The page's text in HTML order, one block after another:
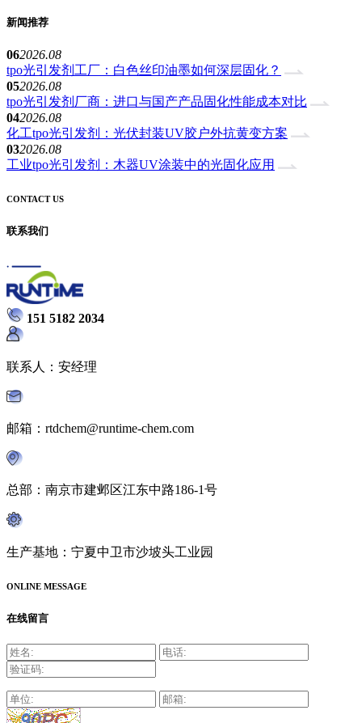
新闻推荐
062026.08
tpo光引发剂工厂：白色丝印油墨如何深层固化？
052026.08
tpo光引发剂厂商：进口与国产产品固化性能成本对比
042026.08
化工tpo光引发剂：光伏封装UV胶户外抗黄变方案
032026.08
工业tpo光引发剂：木器UV涂装中的光固化应用
CONTACT US
联系我们
151 5182 2034
联系人：安经理
邮箱：rtdchem@runtime-chem.com
总部：南京市建邺区江东中路186-1号
生产基地：宁夏中卫市沙坡头工业园
ONLINE MESSAGE
在线留言